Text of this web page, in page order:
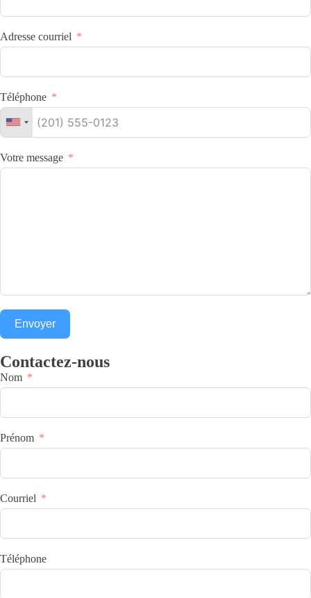
Adresse courriel
Téléphone
Votre message
Envoyer
Contactez-nous
Nom
Prénom
Courriel
Téléphone